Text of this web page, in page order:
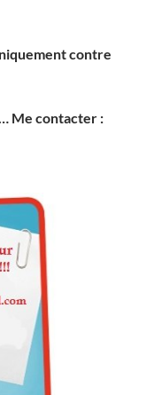
contre
Me contacter :